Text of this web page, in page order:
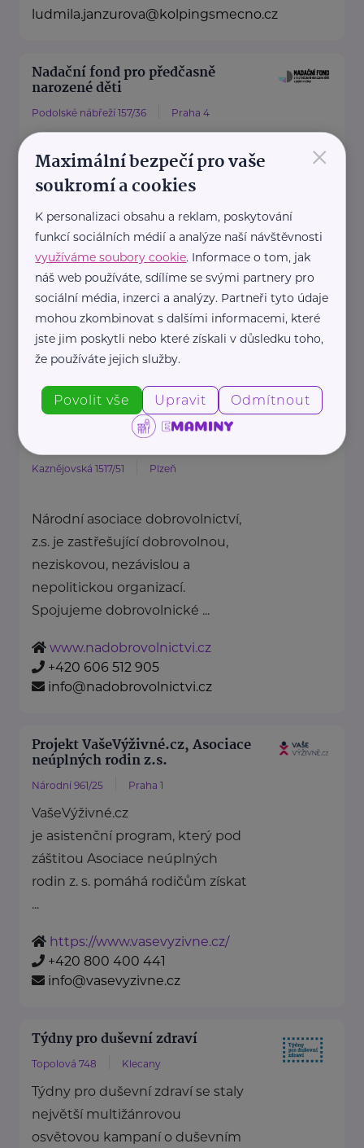
ludmila.janzurova@kolpingsmecno.cz
Nadační fond pro předčasně
narozené děti
Podolské nábřeží 157/36 Praha 4
narozené děti je nezisková
organizace
, která pomáhá rodinám
předčasně narozených dětí.
Fond ...
https://predcasnenarozenedeti.cz/
+420 774 561 207
petra@predcasnenarozenedeti.cz
Národní asociace dobrovolnictví
Kaznějovská 1517/51 Plzeň
Národní asociace dobrovolnictví,
z.s. je zastřešující dobrovolnou,
neziskovou, nezávislou a
nepolitickou organizací.
Spojujeme dobrovolnické ...
www.nadobrovolnictvi.cz
+420 606 512 905
info@nadobrovolnictvi.cz
Projekt VašeVýživné.cz, Asociace
neúplných rodin z.s.
Národní 961/25 Praha 1
VašeVýživné.cz
je asistenční program, který pod
záštitou Asociace neúplných
rodin z. s. pomáhá rodičům získat
...
https://www.vasevyzivne.cz/
+420 800 400 441
info@vasevyzivne.cz
Týdny pro duševní zdraví
Topolová 748 Klecany
Týdny pro duševní zdraví se staly
největší multižánrovou
osvětovou kampaní o duševním
×
Maximální bezpečí pro vaše
soukromí a cookies
K personalizaci obsahu a reklam, poskytování
funkcí sociálních médií a analýze naší návštěvnosti
využíváme soubory cookie. Informace o tom, jak
náš web používáte, sdílíme se svými partnery pro
sociální média, inzerci a analýzy. Partneři tyto údaje
mohou zkombinovat s dalšími informacemi, které
jste jim poskytli nebo které získali v důsledku toho,
že používáte jejich služby.
Povolit vše Upravit Odmítnout